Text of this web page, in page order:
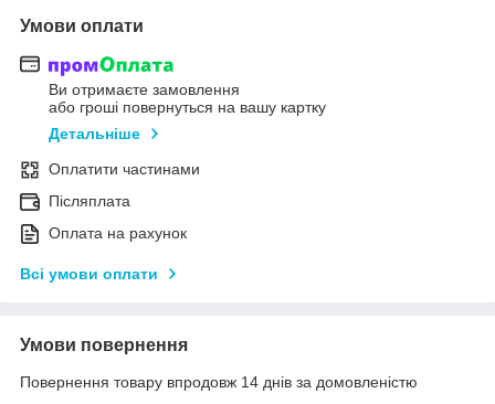
Умови оплати
Ви отримаєте замовлення
або гроші повернуться на вашу картку
Детальніше
Оплатити частинами
Післяплата
Оплата на рахунок
Всі умови оплати
Умови повернення
Повернення товару впродовж 14 днів за домовленістю